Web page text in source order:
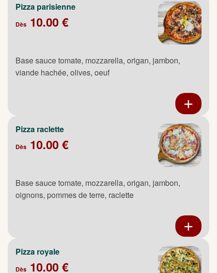
Pizza parisienne
Dès 10.00 €
Base sauce tomate, mozzarella, origan, jambon,
viande hachée, olives, oeuf
Pizza raclette
Dès 10.00 €
Base sauce tomate, mozzarella, origan, jambon,
oignons, pommes de terre, raclette
Pizza royale
Dès 10.00 €